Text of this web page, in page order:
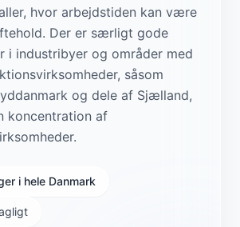
hvor arbejdstiden kan være
Der er særligt gode
i industribyer og områder med
såsom
og dele af Sjælland,
koncentration af
i hele Danmark